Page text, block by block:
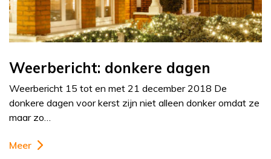
Weerbericht: donkere dagen
Weerbericht 15 tot en met 21 december 2018 De
donkere dagen voor kerst zijn niet alleen donker omdat ze
maar zo…
Meer